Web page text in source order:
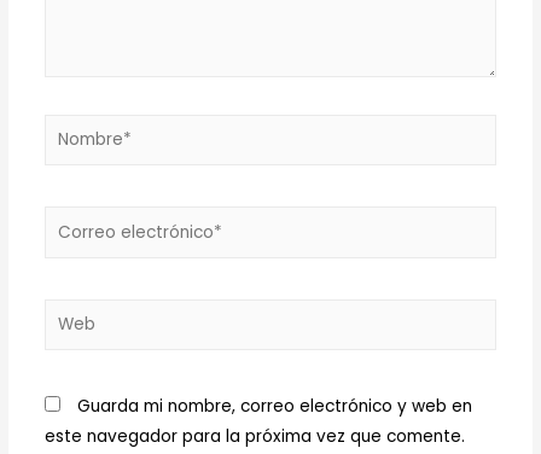
Nombre*
Correo
Web
Guarda mi nombre, correo electrónico y web en
este navegador para la próxima vez que comente.